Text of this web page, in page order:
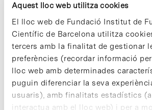
Aquest lloc web utilitza cookies
El lloc web de Fundació Institut de
Científic de Barcelona utilitza
tercers amb la finalitat de gestionar
preferències (recordar informació
lloc web amb determinades
puguin diferenciar la seva
usuaris), amb finalitats estadístics
interactua amb el lloc web) i per a
marina que coordina –a
d’Investigació
Hespèrides– Miquel
Grup de Recerca
Geociències Marines (
Universitat de
seu al Parc Científic
marc d’aquesta
4 al 8 d’octubre el
es dirigirà cap a les